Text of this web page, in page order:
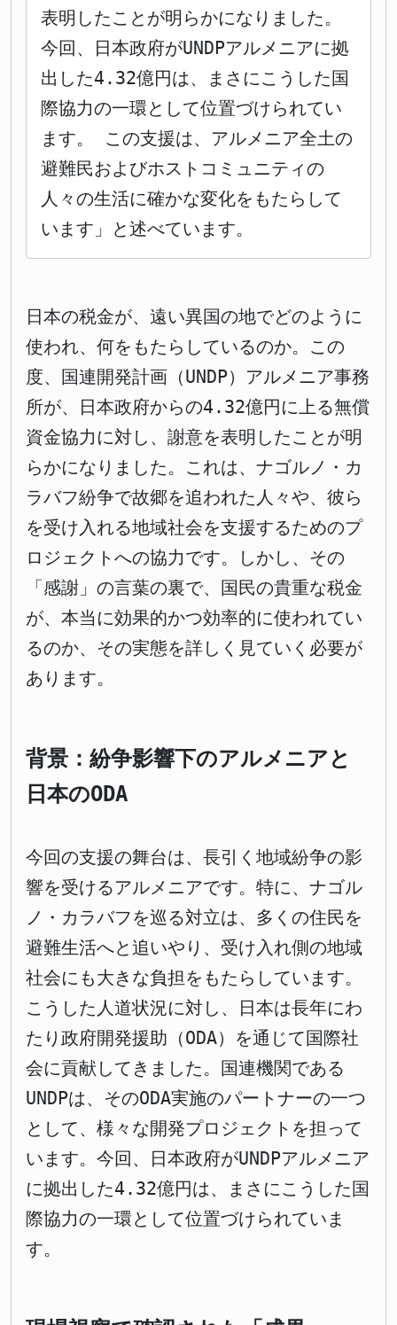
表明したことが明らかになりました。
今回、日本政府がUNDPアルメニアに拠
出した4.32億円は、まさにこうした国
際協力の一環として位置づけられてい
ます。 この支援は、アルメニア全土の
避難民およびホストコミュニティの
人々の生活に確かな変化をもたらして
います」と述べています。
日本の税金が、遠い異国の地でどのように
使われ、何をもたらしているのか。この
度、国連開発計画（UNDP）アルメニア事務
所が、日本政府からの4.32億円に上る無償
資金協力に対し、謝意を表明したことが明
らかになりました。これは、ナゴルノ・カ
ラバフ紛争で故郷を追われた人々や、彼ら
を受け入れる地域社会を支援するためのプ
ロジェクトへの協力です。しかし、その
「感謝」の言葉の裏で、国民の貴重な税金
が、本当に効果的かつ効率的に使われてい
るのか、その実態を詳しく見ていく必要が
あります。
背景：紛争影響下のアルメニアと
日本のODA
今回の支援の舞台は、長引く地域紛争の影
響を受けるアルメニアです。特に、ナゴル
ノ・カラバフを巡る対立は、多くの住民を
避難生活へと追いやり、受け入れ側の地域
社会にも大きな負担をもたらしています。
こうした人道状況に対し、日本は長年にわ
たり政府開発援助（ODA）を通じて国際社
会に貢献してきました。国連機関である
UNDPは、そのODA実施のパートナーの一つ
として、様々な開発プロジェクトを担って
います。今回、日本政府がUNDPアルメニア
に拠出した4.32億円は、まさにこうした国
際協力の一環として位置づけられていま
す。